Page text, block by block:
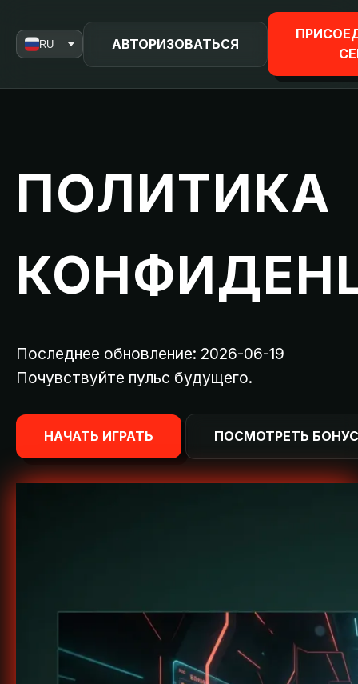
RU АВТОРИЗОВАТЬСЯ
ПОЛИТИКА
Последнее обновление: 2026-06-19
Почувствуйте пульс будущего.
НАЧАТЬ ИГРАТЬ ПОСМОТРЕТЬ